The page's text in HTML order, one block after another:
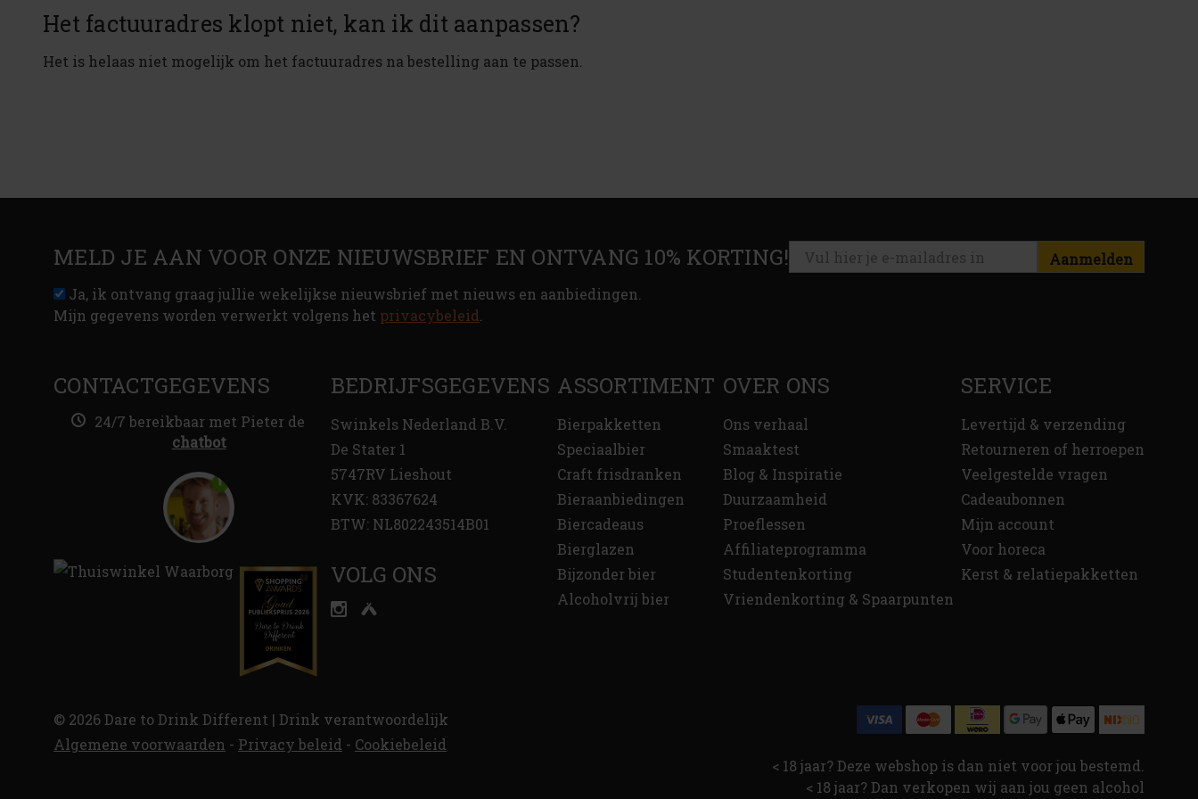
Het factuuradres klopt niet, kan ik dit aanpassen?
Het is helaas niet mogelijk om het factuuradres na bestelling aan te passen.
MELD JE AAN VOOR ONZE NIEUWSBRIEF EN ONTVANG 10% KORTING!
Ja, ik ontvang graag jullie wekelijkse nieuwsbrief met nieuws en aanbiedingen.
Mijn gegevens worden verwerkt volgens het privacybeleid.
Aanmelden
CONTACTGEGEVENS
24/7 bereikbaar met Pieter de
chatbot
BEDRIJFSGEGEVENS
Swinkels Nederland B.V.
De Stater 1
5747RV Lieshout
KVK: 83367624
BTW: NL802243514B01
VOLG ONS
ASSORTIMENT
Bierpakketten
Speciaalbier
Craft frisdranken
Bieraanbiedingen
Biercadeaus
Bierglazen
Bijzonder bier
Alcoholvrij bier
OVER ONS
Ons verhaal
Smaaktest
Blog & Inspiratie
Duurzaamheid
Proeflessen
Affiliateprogramma
Studentenkorting
Vriendenkorting & Spaarpunten
SERVICE
Levertijd & verzending
Retourneren of herroepen
Veelgestelde vragen
Cadeaubonnen
Mijn account
Voor horeca
Kerst & relatiepakketten
© 2026 Dare to Drink Different | Drink verantwoordelijk
Algemene voorwaarden - Privacy beleid - Cookiebeleid
< 18 jaar? Deze webshop is dan niet voor jou bestemd.
< 18 jaar? Dan verkopen wij aan jou geen alcohol